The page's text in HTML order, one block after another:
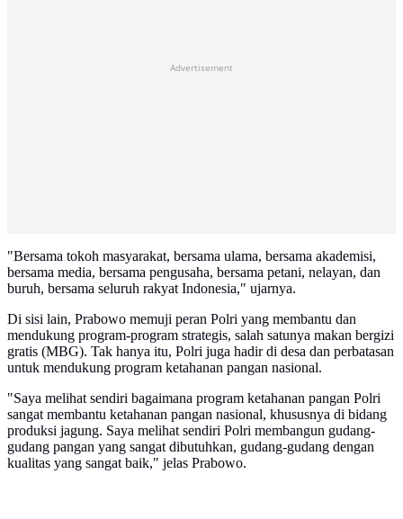
Advertisement
"Bersama tokoh masyarakat, bersama ulama, bersama akademisi,
bersama media, bersama pengusaha, bersama petani, nelayan, dan
buruh, bersama seluruh rakyat Indonesia," ujarnya.
Di sisi lain, Prabowo memuji peran Polri yang membantu dan
mendukung program-program strategis, salah satunya makan bergizi
gratis (MBG). Tak hanya itu, Polri juga hadir di desa dan perbatasan
untuk mendukung program ketahanan pangan nasional.
"Saya melihat sendiri bagaimana program ketahanan pangan Polri
sangat membantu ketahanan pangan nasional, khususnya di bidang
produksi jagung. Saya melihat sendiri Polri membangun gudang-
gudang pangan yang sangat dibutuhkan, gudang-gudang dengan
kualitas yang sangat baik," jelas Prabowo.